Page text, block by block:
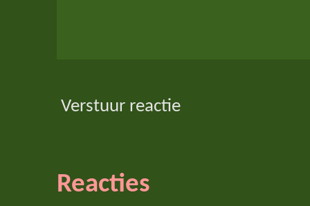
Verstuur reactie
Reacties